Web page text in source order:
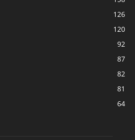
126
120
92
87
82
81
64